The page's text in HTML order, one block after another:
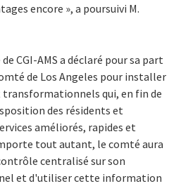
encore », a poursuivi M.
CGI-AMS a déclaré pour sa part
de Los Angeles pour installer
qui, en fin de
des résidents et
améliorés, rapides et
tout autant, le comté aura
centralisé sur son
et d'utiliser cette information